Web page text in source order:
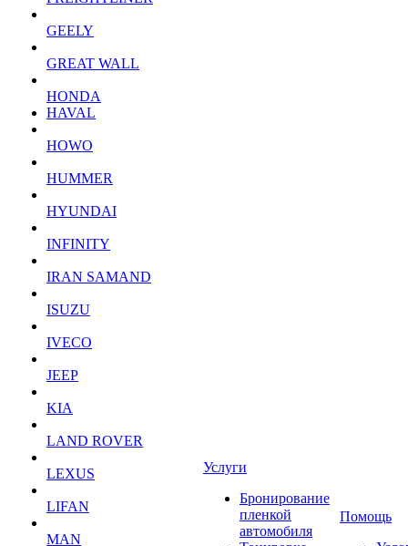
GEELY
GREAT WALL
HONDA
HAVAL
HOWO
HUMMER
HYUNDAI
INFINITY
IRAN SAMAND
ISUZU
IVECO
JEEP
KIA
LAND ROVER
LEXUS
LIFAN
MAN
Услуги
Бронирование
пленкой
автомобиля
Помощь